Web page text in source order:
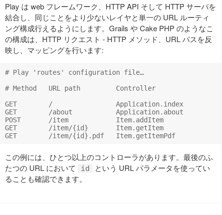
Play は web フレームワーク、HTTP API そして HTTP サーバを
結合し、同じことをより少ないレイヤと単一の URL ルーティ
ング構成行えるようにします。Grails や Cake PHP のようなこ
の構成は、HTTP リクエスト - HTTP メソッド、URL パスを反
映し、マッピングを行います:
# Play 'routes' configuration file…
# Method   URL path         Controller
GET        /                Application.index
GET        /about           Application.about
POST       /item            Item.addItem
GET        /item/{id}       Item.getItem
この例には、ひとつ以上のコントローラがあります。最後のふ
たつの URL において
id
という URL パラメータを使ってい
ることも確認できます。